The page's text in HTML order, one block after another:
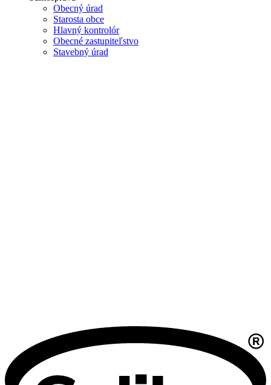
Obecný úrad
Starosta obce
Hlavný kontrolór
Obecné zastupiteľstvo
Stavebný úrad